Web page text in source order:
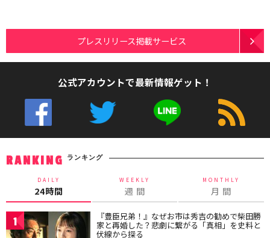
プレスリリース掲載サービス
公式アカウントで最新情報ゲット！
RANKING ランキング
DAILY
24時間
WEEKLY
週 間
MONTHLY
月 間
1 『豊臣兄弟！』なぜお市は秀吉の勧めで柴田勝
家と再婚した？悲劇に繋がる「真相」を史料と
伏線から探る